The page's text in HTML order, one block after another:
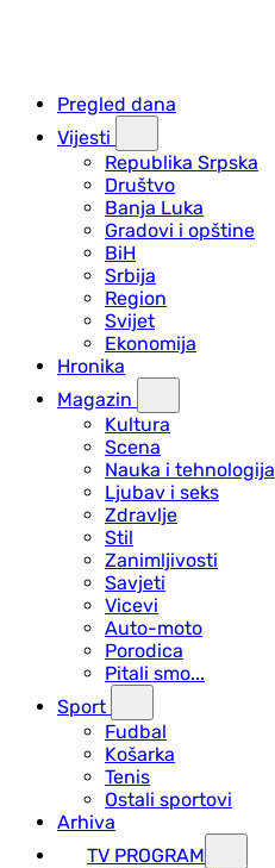
Pregled dana
Vijesti
Republika Srpska
Društvo
Banja Luka
Gradovi i opštine
BiH
Srbija
Region
Svijet
Ekonomija
Hronika
Magazin
Kultura
Scena
Nauka i tehnologija
Ljubav i seks
Zdravlje
Stil
Zanimljivosti
Savjeti
Vicevi
Auto-moto
Porodica
Pitali smo...
Sport
Fudbal
Košarka
Tenis
Ostali sportovi
Arhiva
TV PROGRAM